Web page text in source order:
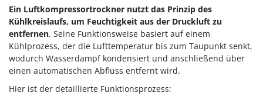
TecnoGen
Tellarini Pompe
Telwin
Tenco
Tineco
Titania
Ein Luftkompressortrockner nutzt das Prinzip des
Kühlkreislaufs, um Feuchtigkeit aus der Druckluft zu
entfernen. Seine Funktionsweise basiert auf einem
Kühlprozess, der die Lufttemperatur bis zum Taupunkt senkt,
wodurch Wasserdampf kondensiert und anschließend über
einen automatischen Abfluss entfernt wird.
Hier ist der detaillierte Funktionsprozess: